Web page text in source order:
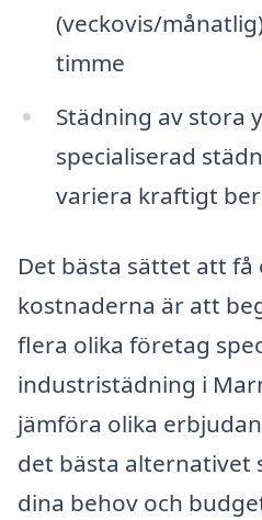
(veckovis/
timme
Städning av stora
specialiserad
variera kraftigt
Det bästa sättet att
kostnaderna är att
flera olika företag
industristädning i
jämföra olika
det bästa alternativet
dina behov och